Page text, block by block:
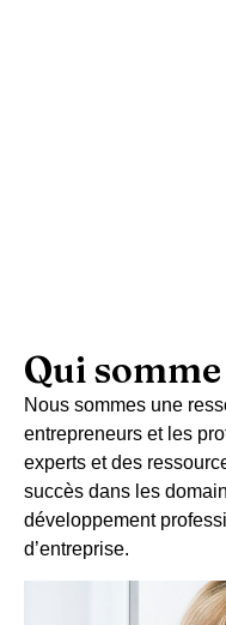
Qui
Nous sommes une
entrepreneurs et les
experts et des
succès dans les
développement
d’entreprise.